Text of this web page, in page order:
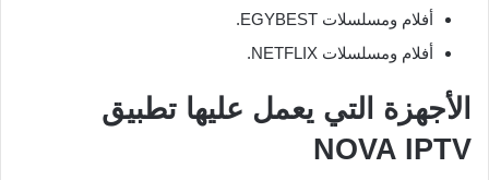
أفلام ومسلسلات EGYBEST.
أفلام ومسلسلات NETFLIX.
الأجهزة التي يعمل عليها تطبيق
NOVA IPTV